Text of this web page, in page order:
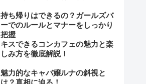
持ち帰りはできるの？ガールズバ
ーでのルールとマナーをしっかり
把握
キスできるコンカフェの魅力と楽
しみ方を徹底解説！
魅力的なキャバ嬢ルナの斜視と
は？真相に迫る！